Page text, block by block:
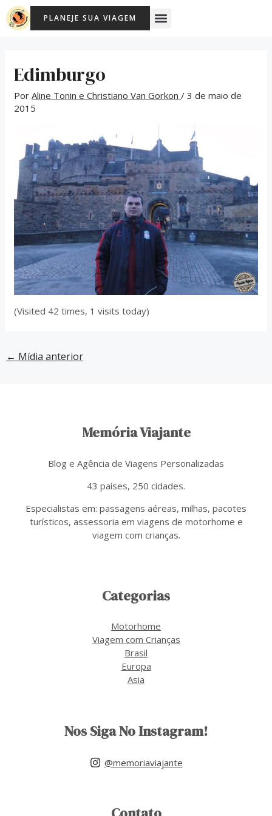
para
PLANEJE SUA VIAGEM Menu
Edimburgo
PorAline Tonin e Christiano Van Gorkon/3 de maio de
2015
(Visited 42 times, 1 visits today)
Post
navigation
← Mídia anterior
Memória Viajante
Blog e Agência de Viagens Personalizadas
43 países, 250 cidades.
Especialistas em: passagens aéreas, milhas, pacotes
turísticos, assessoria em viagens de motorhome e
viagem com crianças.
Categorias
Motorhome
Viagem com Crianças
Brasil
Europa
Asia
Nos Siga No Instagram!
@memoriaviajante